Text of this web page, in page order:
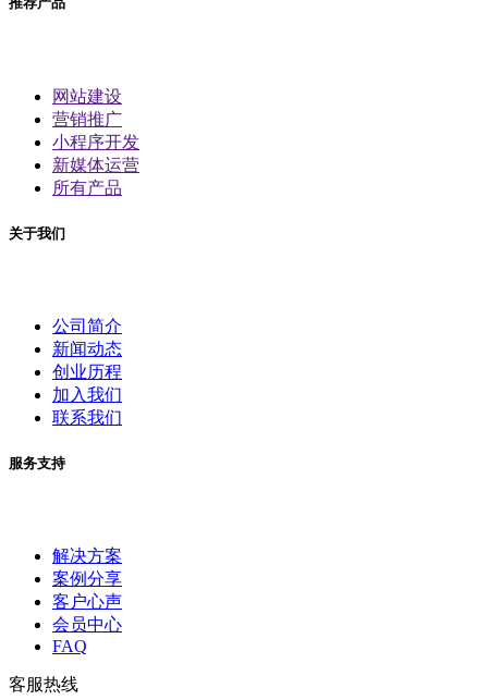
网站建设
营销推广
小程序开发
新媒体运营
所有产品
关于我们
公司简介
新闻动态
创业历程
加入我们
联系我们
服务支持
解决方案
案例分享
客户心声
会员中心
FAQ
客服热线